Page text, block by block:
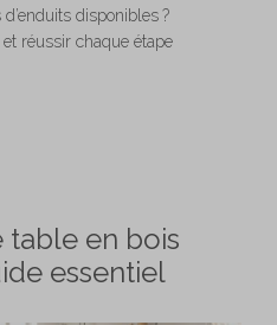
disponibles ?
réussir chaque étape
table en bois
essentiel